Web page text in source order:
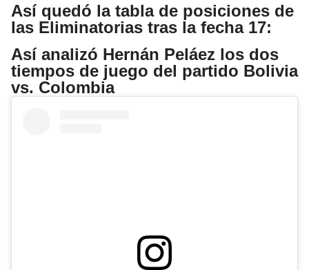
Así quedó la tabla de posiciones de
las Eliminatorias tras la fecha 17:
Así analizó Hernán Peláez los dos
tiempos de juego del partido Bolivia
vs. Colombia